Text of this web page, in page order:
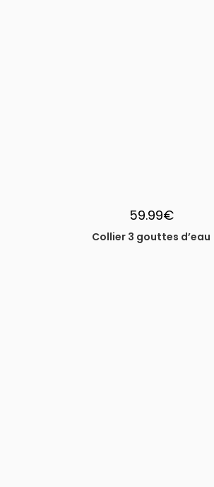
59.99€
Collier 3 gouttes d’eau